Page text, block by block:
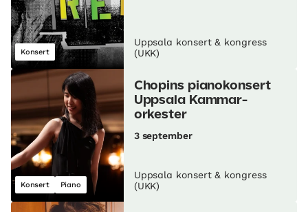
Konsert
Uppsala konsert & kongress
(UKK)
Konsert Piano
Chopins pianokonsert
Uppsala Kammar­
orkester
3 september
Uppsala konsert & kongress
(UKK)